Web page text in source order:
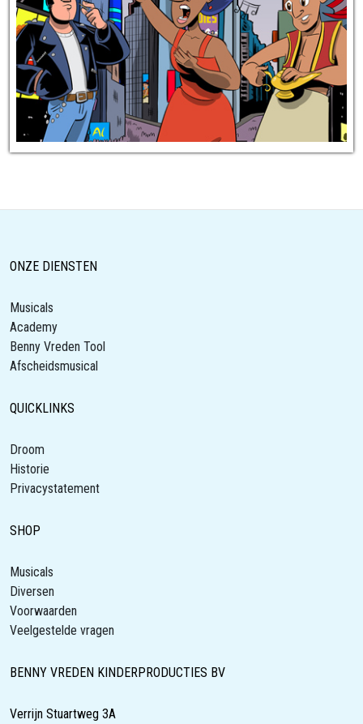
ONZE DIENSTEN
Musicals
Academy
Benny Vreden Tool
Afscheidsmusical
QUICKLINKS
Droom
Historie
Privacystatement
SHOP
Musicals
Diversen
Voorwaarden
Veelgestelde vragen
BENNY VREDEN KINDERPRODUCTIES BV
Verrijn Stuartweg 3A